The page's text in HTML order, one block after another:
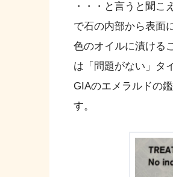
・・・と言うと聞
で石の内部から表面
色のオイルに漬ける
は「問題がない」タ
GIAのエメラルドの
す。